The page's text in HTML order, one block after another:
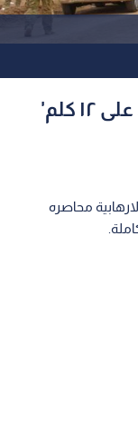
داعش الارهابي يسيطر 'فقط على ١٢ كلم'
محاصره